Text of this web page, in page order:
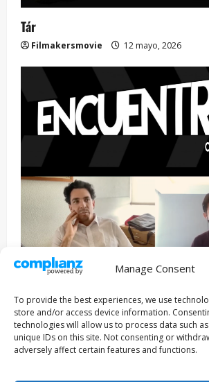
Manage Consent
To provide the best experiences, we use
store and/or access device information.
technologies will allow us to process data such
unique IDs on this site. Not consenting or
adversely affect certain features and functions.
Tár
Filmakersmovie 12 mayo, 2026
Entrevista Series
ENCUENTROS CON IVÁN URIEL
RIVEROLL
Filmakersmovie 5 mayo, 2026